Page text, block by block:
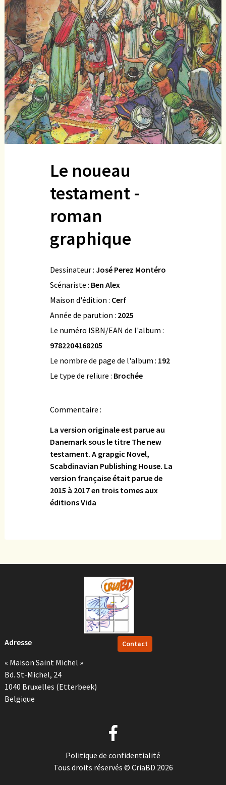
Le noueau
testament -
roman
graphique
Dessinateur : José Perez Montéro
Scénariste : Ben Alex
Maison d'édition : Cerf
Année de parution : 2025
Le numéro ISBN/EAN de l'album :
9782204168205
Le nombre de page de l'album : 192
Le type de reliure : Brochée
Commentaire :
La version originale est parue au
Danemark sous le titre The new
testament. A grapgic Novel,
Scabdinavian Publishing House. La
version française était parue de
2015 à 2017 en trois tomes aux
éditions Vida
Adresse
« Maison Saint Michel »
Bd. St-Michel, 24
1040 Bruxelles (Etterbeek)
Belgique
Contact
Politique de confidentialité
Tous droits réservés © CriaBD 2026